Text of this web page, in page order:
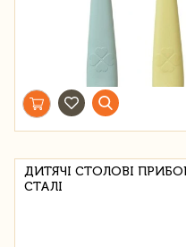
ДИТЯЧІ СТОЛОВІ
СТАЛІ